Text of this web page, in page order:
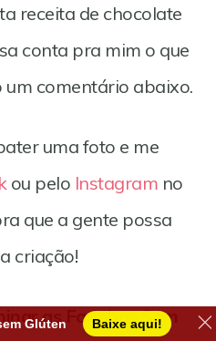
receita de chocolate
conta pra mim o que
comentário abaixo.
uma foto e me
ou pelo Instagram no
que a gente possa
criação!
as Farinhas Sem
Glúten Baixe aqui!